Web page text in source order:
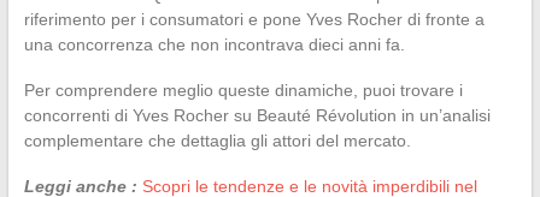
riferimento per i consumatori e pone Yves Rocher di fronte a
una concorrenza che non incontrava dieci anni fa.
Per comprendere meglio queste dinamiche, puoi trovare i
concorrenti di Yves Rocher su Beauté Révolution in un’analisi
complementare che dettaglia gli attori del mercato.
Leggi anche : Scopri le tendenze e le novità imperdibili nel